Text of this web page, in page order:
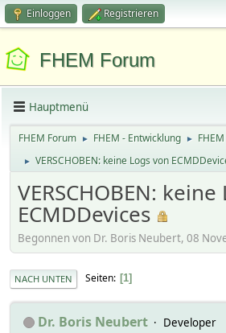
Einloggen Registrieren
FHEM Forum
Hauptmenü
FHEM Forum ► FHEM - Entwicklung ►
► VERSCHOBEN: keine Logs von
VERSCHOBEN:
ECMDDevices
Begonnen von Dr. Boris Neubert, 08
NACH UNTEN Seiten 1
Dr. Boris Neubert Developer